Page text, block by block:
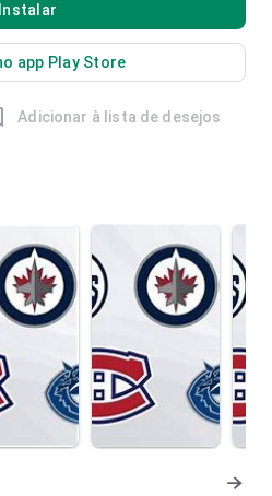
Instalar
app Play Store
Adicionar à lista de desejos